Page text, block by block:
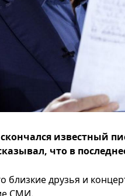
известный
что в
близкие друзья и